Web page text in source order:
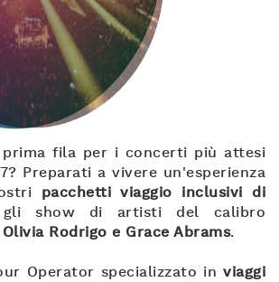
prima fila per i concerti più attesi
Preparati a vivere un'esperienza
pacchetti viaggio inclusivi di
show di artisti del calibro
Rodrigo e Grace Abrams.
Operator specializzato in viaggi